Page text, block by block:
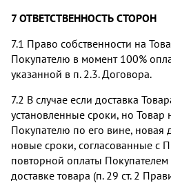
7 ОТВЕТСТВЕННОСТЬ СТОРОН
7.1 Право собственности на
Покупателю в момент 100%
указанной в п. 2.3. Договора.
7.2 В случае если доставка
установленные сроки, но Товар
Покупателю по его вине, новая
новые сроки, согласованные с
повторной оплаты Покупателем
доставке товара (п. 29 ст. 2